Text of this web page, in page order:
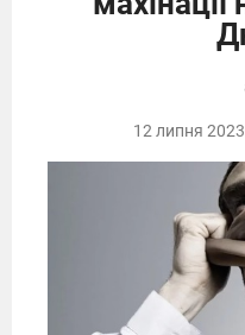
12 липня